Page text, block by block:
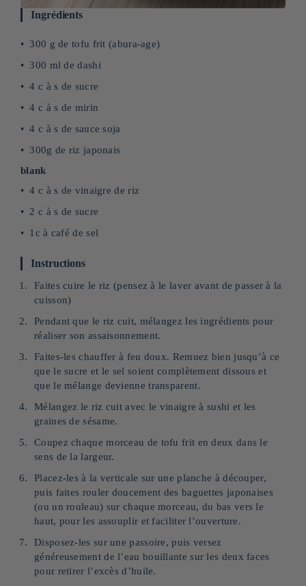
Ingrédients
300 g de tofu frit (abura-age)
300 ml de dashi
4 c à s de sucre
4 c à s de mirin
4 c à s de sauce soja
300g de riz japonais
blank
4 c à s de vinaigre de riz
2 c à s de sucre
1c à café de sel
Instructions
Faites cuire le riz (pensez à le laver avant de passer à la
cuisson)
Pendant que le riz cuit, mélangez les ingrédients pour
réaliser son assaisonnement.
Faites-les chauffer à feu doux. Remuez bien jusqu’à ce
que le sucre et le sel soient complètement dissous et
que le mélange devienne transparent.
Mélangez le riz cuit avec le vinaigre à sushi et les
graines de sésame.
Coupez chaque morceau de tofu frit en deux dans le
sens de la largeur.
Placez-les à la verticale sur une planche à découper,
puis faites rouler doucement des baguettes japonaises
(ou un rouleau) sur chaque morceau, du bas vers le
haut, pour les assouplir et faciliter l’ouverture.
Disposez-les sur une passoire, puis versez
généreusement de l’eau bouillante sur les deux faces
pour retirer l’excès d’huile.